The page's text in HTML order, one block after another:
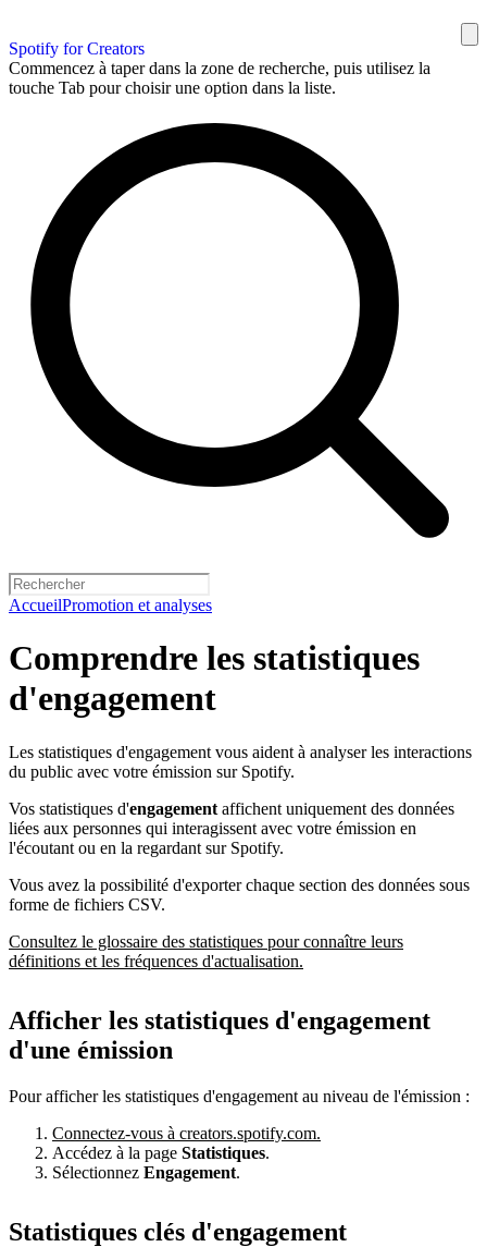
Spotify for Creators
Commencez à taper dans la zone de recherche, puis utilisez la
touche Tab pour choisir une option dans la liste.
AccueilPromotion et analyses
Comprendre les statistiques
d'engagement
Les statistiques d'engagement vous aident à analyser les interactions
du public avec votre émission sur Spotify.
Vos statistiques d'engagement affichent uniquement des données
liées aux personnes qui interagissent avec votre émission en
l'écoutant ou en la regardant sur Spotify.
Vous avez la possibilité d'exporter chaque section des données sous
forme de fichiers CSV.
Consultez le glossaire des statistiques pour connaître leurs
définitions et les fréquences d'actualisation.
Afficher les statistiques d'engagement
d'une émission
Pour afficher les statistiques d'engagement au niveau de l'émission :
Connectez-vous à creators.spotify.com.
Accédez à la page Statistiques.
Sélectionnez Engagement.
Statistiques clés d'engagement